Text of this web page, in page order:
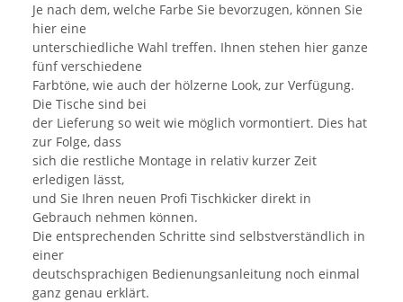
Je nach dem, welche Farbe Sie bevorzugen, können Sie
hier eine
unterschiedliche Wahl treffen. Ihnen stehen hier ganze
fünf verschiedene
Farbtöne, wie auch der hölzerne Look, zur Verfügung.
Die Tische sind bei
der Lieferung so weit wie möglich vormontiert. Dies hat
zur Folge, dass
sich die restliche Montage in relativ kurzer Zeit
erledigen lässt,
und Sie Ihren neuen Profi Tischkicker direkt in
Gebrauch nehmen können.
Die entsprechenden Schritte sind selbstverständlich in
einer
deutschsprachigen Bedienungsanleitung noch einmal
ganz genau erklärt.